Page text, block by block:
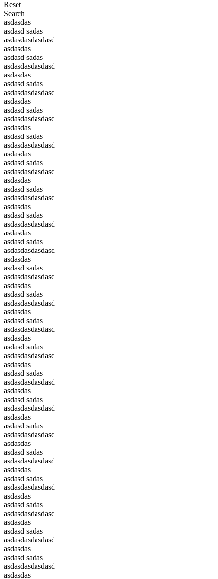
Reset
Search
asdasdas
asdasd sadas
asdasdasdasdasd
asdasdas
asdasd sadas
asdasdasdasdasd
asdasdas
asdasd sadas
asdasdasdasdasd
asdasdas
asdasd sadas
asdasdasdasdasd
asdasdas
asdasd sadas
asdasdasdasdasd
asdasdas
asdasd sadas
asdasdasdasdasd
asdasdas
asdasd sadas
asdasdasdasdasd
asdasdas
asdasd sadas
asdasdasdasdasd
asdasdas
asdasd sadas
asdasdasdasdasd
asdasdas
asdasd sadas
asdasdasdasdasd
asdasdas
asdasd sadas
asdasdasdasdasd
asdasdas
asdasd sadas
asdasdasdasdasd
asdasdas
asdasd sadas
asdasdasdasdasd
asdasdas
asdasd sadas
asdasdasdasdasd
asdasdas
asdasd sadas
asdasdasdasdasd
asdasdas
asdasd sadas
asdasdasdasdasd
asdasdas
asdasd sadas
asdasdasdasdasd
asdasdas
asdasd sadas
asdasdasdasdasd
asdasdas
asdasd sadas
asdasdasdasdasd
asdasdas
asdasd sadas
asdasdasdasdasd
asdasdas
asdasd sadas
asdasdasdasdasd
asdasdas